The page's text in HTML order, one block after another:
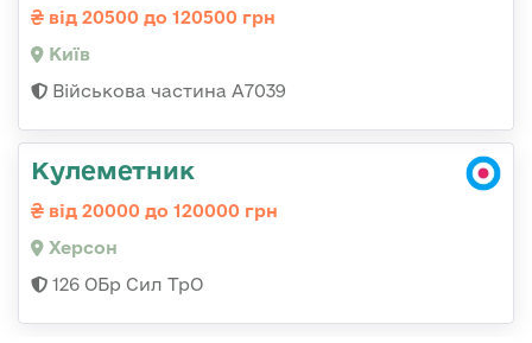
від 20500 до 120500 грн
Київ
Військова частина А7039
Кулеметник
від 20000 до 120000 грн
Херсон
126 ОБр Сил ТрО